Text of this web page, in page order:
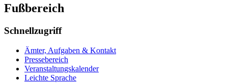
Fußbereich
Schnellzugriff
Ämter, Aufgaben & Kontakt
Pressebereich
Veranstaltungskalender
Leichte Sprache